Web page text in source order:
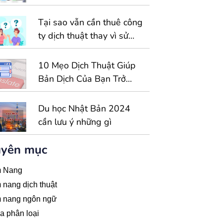
Tại sao vẫn cần thuê công
ty dịch thuật thay vì sử
dụng công cụ dịch tự
động
10 Mẹo Dịch Thuật Giúp
Bản Dịch Của Bạn Trở
Nên Hoàn Hảo Hơn
Du học Nhật Bản 2024
cần lưu ý những gì
mục
Nang
nang dịch thuật
nang ngôn ngữ
phân loại